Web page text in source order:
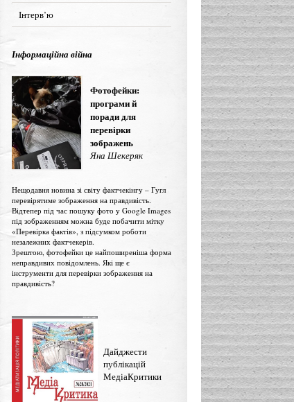
Інтерв’ю
Інформаційна війна
Фотофейки:
програми й
поради для
перевірки
зображень
Яна Шекеряк
Нещодавня новина зі світу фактчекінгу – Гугл
перевірятиме зображення на правдивість.
Відтепер під час пошуку фото у Google Images
під зображенням можна буде побачити мітку
«Перевірка фактів», з підсумком роботи
незалежних фактчекерів.
Зрештою, фотофейки це найпоширеніша форма
неправдивих повідомлень. Які ще є
інструменти для перевірки зображення на
правдивість?
Дайджести
публікацій
МедіаКритики